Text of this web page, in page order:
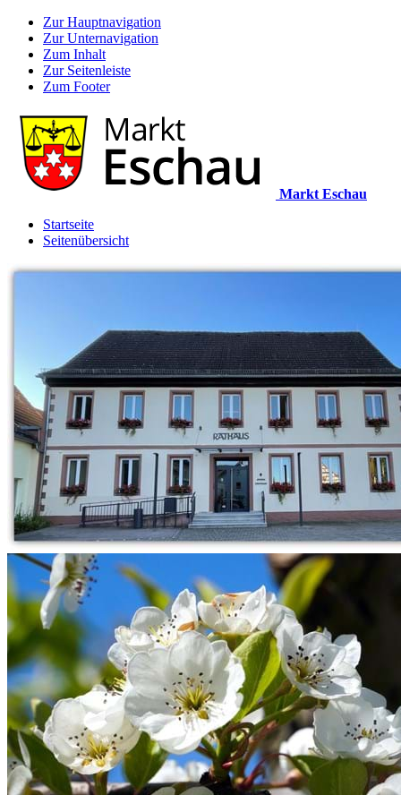
Zur Hauptnavigation
Zur Unternavigation
Zum Inhalt
Zur Seitenleiste
Zum Footer
Markt Eschau
Startseite
Seitenübersicht